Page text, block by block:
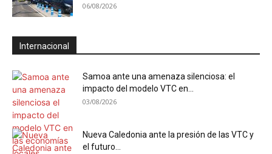
06/08/2026
Internacional
Samoa ante una amenaza silenciosa: el
impacto del modelo VTC en...
03/08/2026
Nueva Caledonia ante la presión de las VTC y
el futuro...